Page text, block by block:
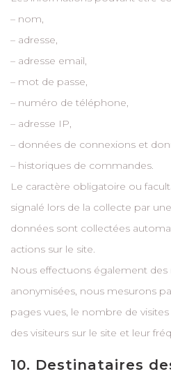
– nom,
– adresse,
– adresse email,
– mot de passe,
– numéro de téléphone,
– adresse IP,
– données de connexions et
– historiques de commandes.
Le caractère obligatoire ou
signalé lors de la collecte par
données sont collectées
actions sur le site.
Nous effectuons également des
anonymisées, nous mesurons
pages vues, le nombre de visites
des visiteurs sur le site et leur
10. Destinataires